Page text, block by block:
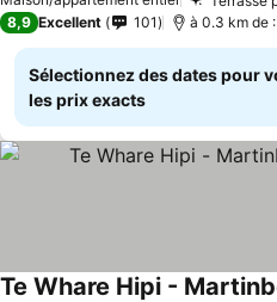
8,9 Excellent 101 à 0.3 km de
Sélectionnez des dates pour
les prix exacts
Te Whare Hipi -